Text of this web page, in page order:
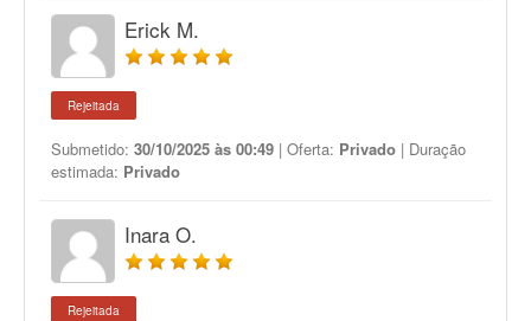
Erick M.
Rejeitada
Submetido: 30/10/2025 às 00:49 | Oferta: Privado | Duração
estimada: Privado
Inara O.
Rejeitada